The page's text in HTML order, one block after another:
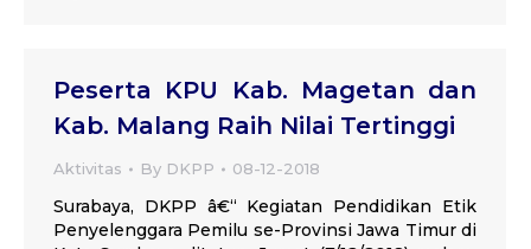
Peserta KPU Kab. Magetan dan
Kab. Malang Raih Nilai Tertinggi
Aktivitas By DKPP 08-12-2018
Surabaya, DKPP â€“ Kegiatan Pendidikan Etik
Penyelenggara Pemilu se-Provinsi Jawa Timur di